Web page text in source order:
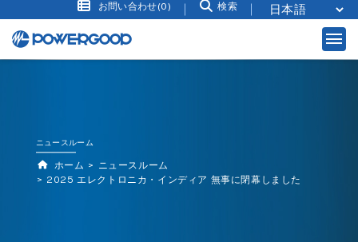
お問い合わせ(0) 検索
ニュースルーム
ホーム
ニュースルーム
2025 エレクトロニカ・インディア 無事に閉幕しました